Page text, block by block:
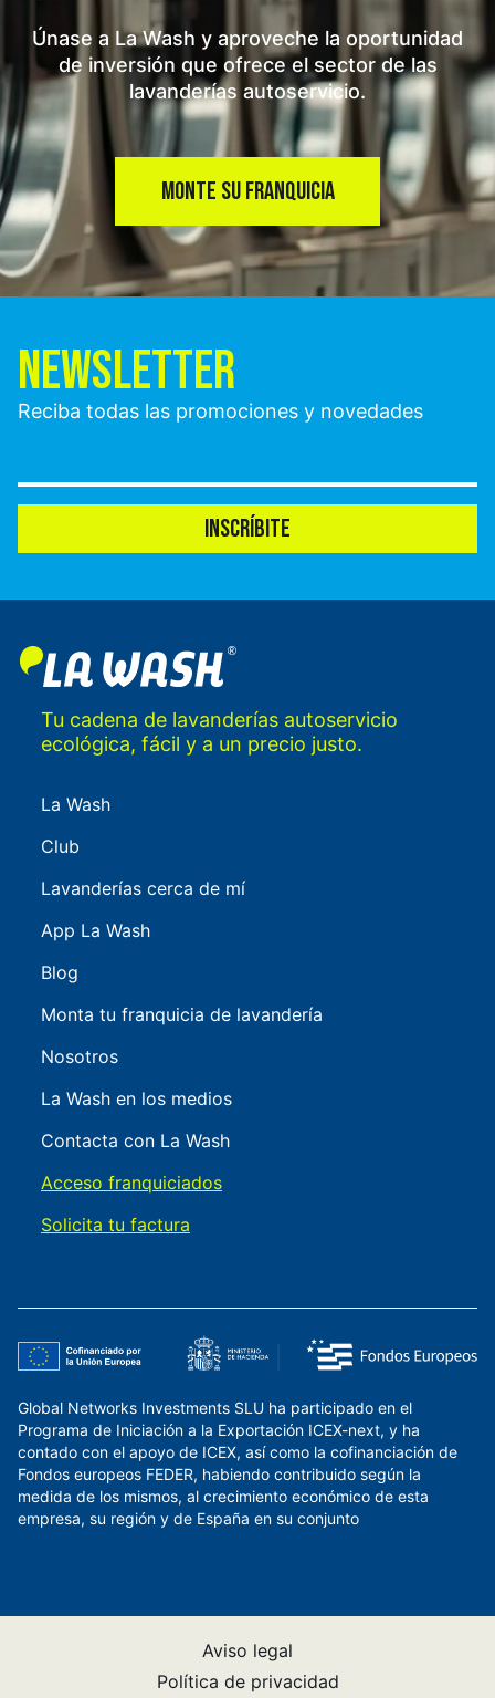
Únase a La Wash y aproveche la oportunidad
de inversión que ofrece el sector de las
lavanderías autoservicio.
MONTE SU FRANQUICIA
NEWSLETTER
Reciba todas las promociones y novedades
INSCRÍBITE
Tu cadena de lavanderías autoservicio
ecológica, fácil y a un precio justo.
La Wash
Club
Lavanderías cerca de mí
App La Wash
Blog
Monta tu franquicia de lavandería
Nosotros
La Wash en los medios
Contacta con La Wash
Acceso franquiciados
Solicita tu factura
Global Networks Investments SLU ha participado en el
Programa de Iniciación a la Exportación ICEX-next, y ha
contado con el apoyo de ICEX, así como la cofinanciación de
Fondos europeos FEDER, habiendo contribuido según la
medida de los mismos, al crecimiento económico de esta
empresa, su región y de España en su conjunto
Aviso legal
Política de privacidad